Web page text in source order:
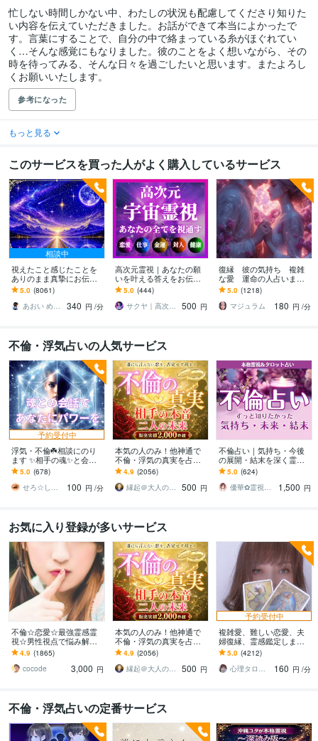
忙しない時間しかない中、わたしの状況も配慮してくださり知りた
い内容を伝えていただきました。お話ができて本当によかったで
す。言葉にすることで、自分の中で絡まっている糸がほぐれてい
く…そんな感覚にもなりました。彼のことをよく想いながら、その
時を待ってみる、そんな日々を過ごしたいと思います。またよろし
くお願いいたします。
参考になった
もっと見る
このサービスを買った人がよく購入しているサービス
相談中
視えたこと感じたことを
ありのまま真摯にお伝え
します 現実とスピリチュ
アルを繋ぐ鑑定であなた
の心に寄り添います
5.0 (8061)
あおい めぐみ✴︎魂の声伝達屋さん
340 円 /分
高次元霊視｜あなたの願
いを叶える答えをお伝え
します 恋愛・仕事・金
運・人間関係など｜あな
たを願望成就へ導く霊視
5.0 (444)
サクヤ｜高次元スピリット
500 円
復縁 彼の気持ち 複雑
な愛 運命の人占います
苦しい恋に終止符を。霊
視とカードで二人の未来
を魔女が読み解く
5.0 (1218)
マジュラム
180 円 /分
不倫・浮気占いの人気サービス
予約受付中
浮気・不倫☘️相談にのり
ます ✨相手の魂✨と会話
をしてあなたにお伝えし
ます⭐️
5.0 (678)
せろ☆しあり
100 円 /分
本気の人のみ！他神通で
不倫・浮気の真実を占い
ます 不倫・W不倫・浮気
など複雑恋愛の専門家に
よる究極霊視鑑定
4.9 (2056)
縁起＠大人の恋愛占い師
500 円
不倫占い｜気持ち・今後
の展開・結末を深く霊視
します 占うだけでなく、
具体的な行動アドバイス
まで丁寧にお伝えします
5.0 (624)
優華✿霊視で導く癒やしの恋占い師
1,500 円
お気に入り登録が多いサービス
不倫☆恋愛☆最強霊感霊
視☆男性視点で悩み解決
します 彼のホントの気持
を霊視で読解き あなた
のモヤモヤを解決します
4.9 (1865)
cocode
3,000 円
本気の人のみ！他神通で
不倫・浮気の真実を占い
ます 不倫・W不倫・浮気
など複雑恋愛の専門家に
よる究極霊視鑑定
4.9 (2056)
縁起＠大人の恋愛占い師
500 円
予約受付中
複雑愛、難しい恋愛、夫
婦復縁、霊感鑑定します
鑑定中に癒しの声で波動
を整え、変化と成就をサ
ポートします
5.0 (4212)
心理タロット 愛乃巫奏（アムールのぶえ）
160 円 /分
不倫・浮気占いの定番サービス